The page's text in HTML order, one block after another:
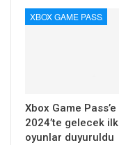
XBOX GAME PASS
Xbox Game Pass’e
2024’te gelecek ilk
oyunlar duyuruldu